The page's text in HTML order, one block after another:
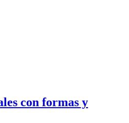
con formas y